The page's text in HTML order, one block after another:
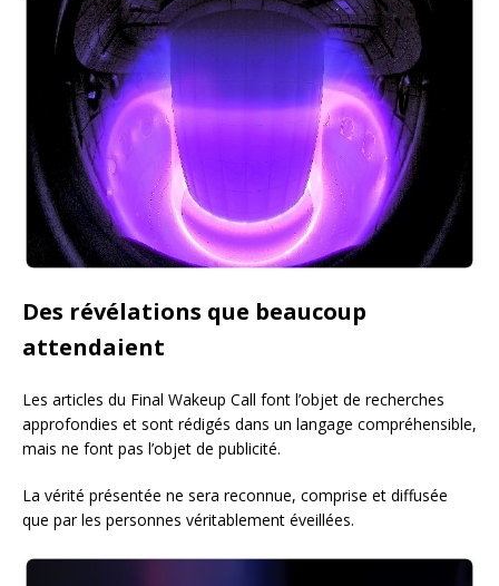
Des révélations que beaucoup
attendaient
Les articles du Final Wakeup Call font l’objet de recherches
approfondies et sont rédigés dans un langage compréhensible,
mais ne font pas l’objet de publicité.
La vérité présentée ne sera reconnue, comprise et diffusée
que par les personnes véritablement éveillées.